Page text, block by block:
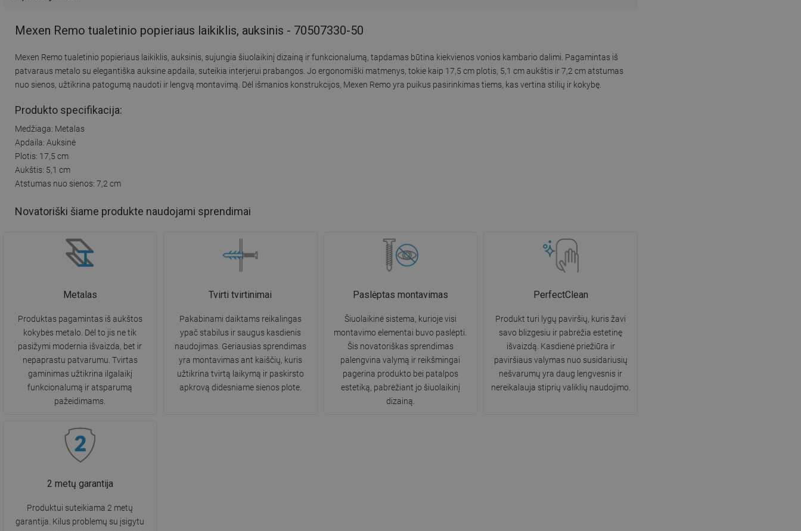
Mexen Remo tualetinio popieriaus laikiklis, auksinis - 70507330-50
Mexen Remo tualetinio popieriaus laikiklis, auksinis, sujungia šiuolaikinį dizainą ir funkcionalumą, tapdamas būtina kiekvienos vonios kambario dalimi. Pagamintas iš
patvaraus metalo su elegantiška auksine apdaila, suteikia interjerui prabangos. Jo ergonomiški matmenys, tokie kaip 17,5 cm plotis, 5,1 cm aukštis ir 7,2 cm atstumas
nuo sienos, užtikrina patogumą naudoti ir lengvą montavimą. Dėl išmanios konstrukcijos, Mexen Remo yra puikus pasirinkimas tiems, kas vertina stilių ir kokybę.
Produkto specifikacija:
Medžiaga: Metalas
Apdaila: Auksinė
Plotis: 17,5 cm
Aukštis: 5,1 cm
Atstumas nuo sienos: 7,2 cm
Novatoriški šiame produkte naudojami sprendimai
Metalas
Produktas pagamintas iš aukštos
kokybės metalo. Dėl to jis ne tik
pasižymi modernia išvaizda, bet ir
nepaprastu patvarumu. Tvirtas
gaminimas užtikrina ilgalaikį
funkcionalumą ir atsparumą
pažeidimams.
Tvirti tvirtinimai
Pakabinami daiktams reikalingas
ypač stabilus ir saugus kasdienis
naudojimas. Geriausias sprendimas
yra montavimas ant kaiščių, kuris
užtikrina tvirtą laikymą ir paskirsto
apkrovą didesniame sienos plote.
Paslėptas montavimas
Šiuolaikinė sistema, kurioje visi
montavimo elementai buvo paslėpti.
Šis novatoriškas sprendimas
palengvina valymą ir reikšmingai
pagerina produkto bei patalpos
estetiką, pabrėžiant jo šiuolaikinį
dizainą.
PerfectClean
Produkt turi lygų paviršių, kuris žavi
savo blizgesiu ir pabrėžia estetinę
išvaizdą. Kasdienė priežiūra ir
paviršiaus valymas nuo susidariusių
nešvarumų yra daug lengvesnis ir
nereikalauja stiprių valiklių naudojimo.
2 metų garantija
Produktui suteikiama 2 metų
garantija. Kilus problemų su įsigytu